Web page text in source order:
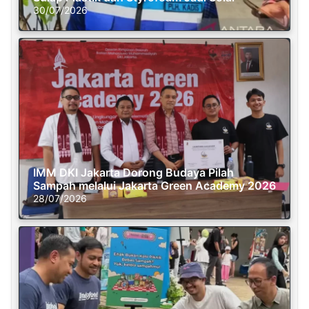
30/07/2026
IMM DKI Jakarta Dorong Budaya Pilah
Sampah melalui Jakarta Green Academy 2026
28/07/2026